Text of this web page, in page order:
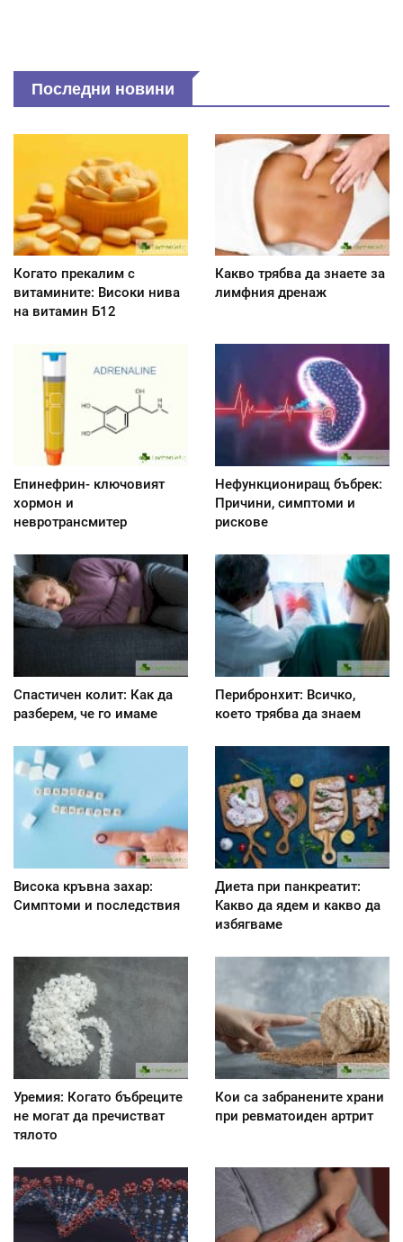
Последни новини
Когато прекалим с
витамините: Високи нива
на витамин Б12
Какво трябва да знаете за
лимфния дренаж
Епинефрин- ключовият
хормон и
невротрансмитер
Нефункциониращ бъбрек:
Причини, симптоми и
рискове
Спастичен колит: Как да
разберем, че го имаме
Перибронхит: Всичко,
което трябва да знаем
Висока кръвна захар:
Симптоми и последствия
Диета при панкреатит:
Kакво да ядем и какво да
избягваме
Уремия: Когато бъбреците
не могат да пречистват
тялото
Кои са забранените храни
при ревматоиден артрит